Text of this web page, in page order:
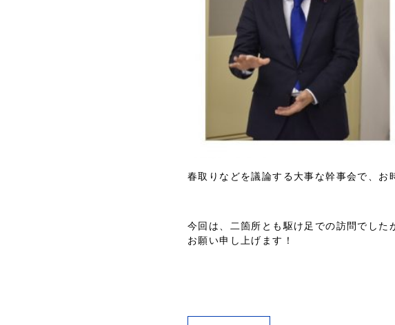
春取りなどを議論する大事な幹事会で、お
今回は、二箇所とも駆け足での訪問でした
お願い申し上げます！